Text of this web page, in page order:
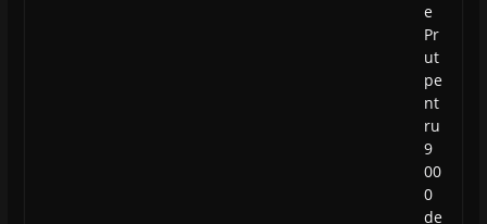
e
Pr
ut
pe
nt
ru
9
00
0
de